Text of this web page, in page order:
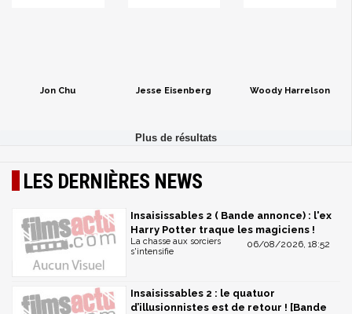
Jon Chu Jesse Eisenberg Woody Harrelson
LES DERNIÈRES NEWS
Insaisissables 2 ( Bande annonce) : l'ex
Harry Potter traque les magiciens !
06/08/2026, 18:52
La chasse aux sorciers
s'intensifie
Insaisissables 2 : le quatuor
d’illusionnistes est de retour ! [Bande